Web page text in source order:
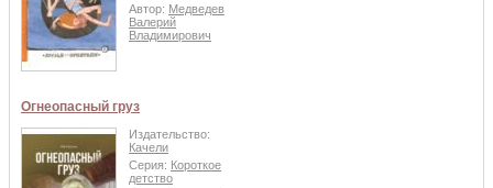
Автор: Медведев
Валерий
Владимирович
Огнеопасный груз
Издательство:
Качели
Серия: Короткое
детство